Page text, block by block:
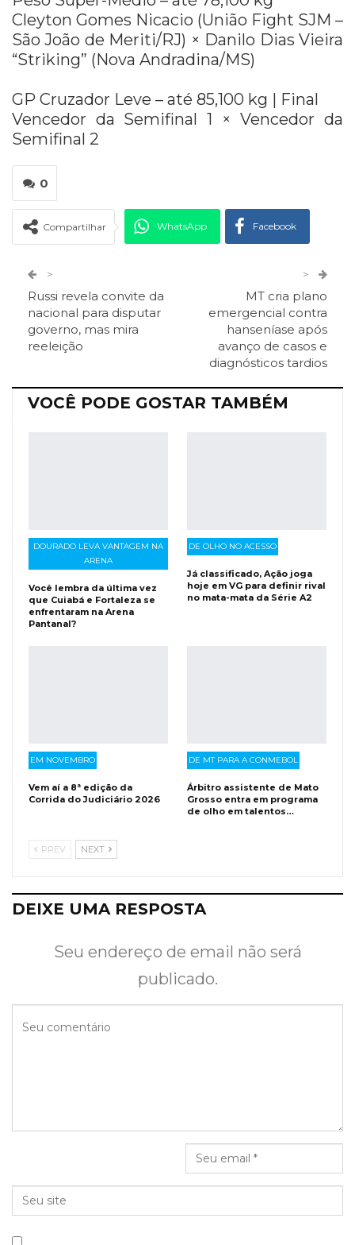
Cleyton Gomes Nicacio (União Fight SJM –
São João de Meriti/RJ) × Danilo Dias Vieira
“Striking” (Nova Andradina/MS)
GP Cruzador Leve – até 85,100 kg | Final
Vencedor da Semifinal 1 × Vencedor da
Semifinal 2
0
Compartilhar WhatsApp Facebook
ReddIt
Facebook Messenger O email
>
Russi revela convite da
nacional para disputar
governo, mas mira
reeleição
>
MT cria plano
emergencial contra
hanseníase após
avanço de casos e
diagnósticos tardios
VOCÊ PODE GOSTAR TAMBÉM
DOURADO LEVA VANTAGEM NA
ARENA
Você lembra da última vez
que Cuiabá e Fortaleza se
enfrentaram na Arena
Pantanal?
DE OLHO NO ACESSO
Já classificado, Ação joga
hoje em VG para definir rival
no mata-mata da Série A2
EM NOVEMBRO
Vem aí a 8ª edição da
Corrida do Judiciário 2026
DE MT PARA A CONMEBOL
Árbitro assistente de Mato
Grosso entra em programa
de olho em talentos…
PREV NEXT
DEIXE UMA RESPOSTA
Seu endereço de email não será
publicado.